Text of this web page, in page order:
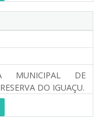
DE
DO IGUAÇU.